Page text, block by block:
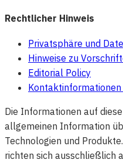
Rechtlicher Hinweis
Privatsphäre und
Hinweise zu
Editorial Policy
Die Informationen auf
allgemeinen Information
Technologien und
richten sich ausschließlich